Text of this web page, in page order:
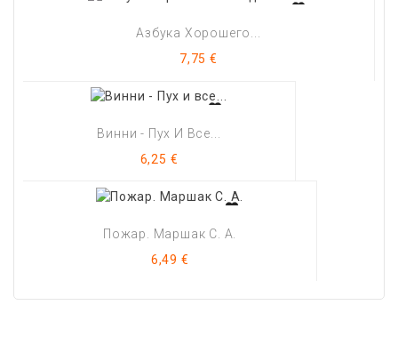
Азбука Хорошего...
Цена
7,75 €
Винни - Пух И Все...
Цена
6,25 €
Пожар. Маршак С. А.
Цена
6,49 €